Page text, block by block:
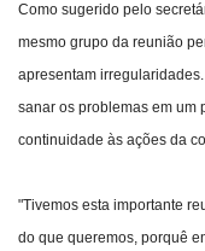
Como sugerido pelo
mesmo grupo da reunião
apresentam
sanar os problemas em um
continuidade às ações da
"Tivemos esta importante
do que queremos, porquê